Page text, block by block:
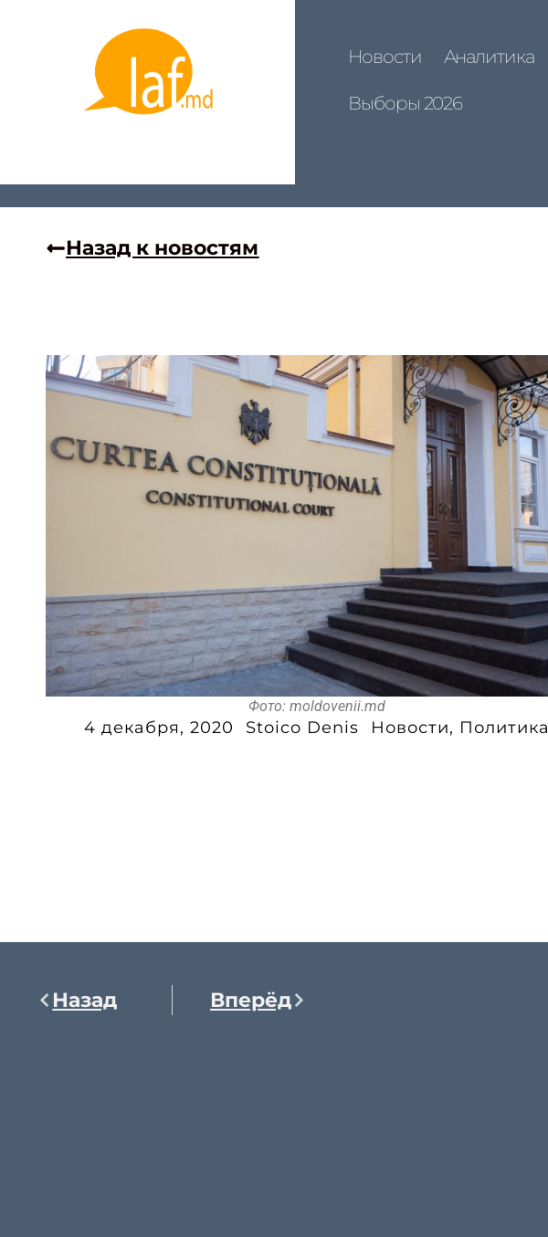
Новости Аналитика
Выборы 2026
Назад к новостям
Фото: moldovenii.md
4 декабря, 2020 Stoico Denis Новости, Политика
Назад Вперёд